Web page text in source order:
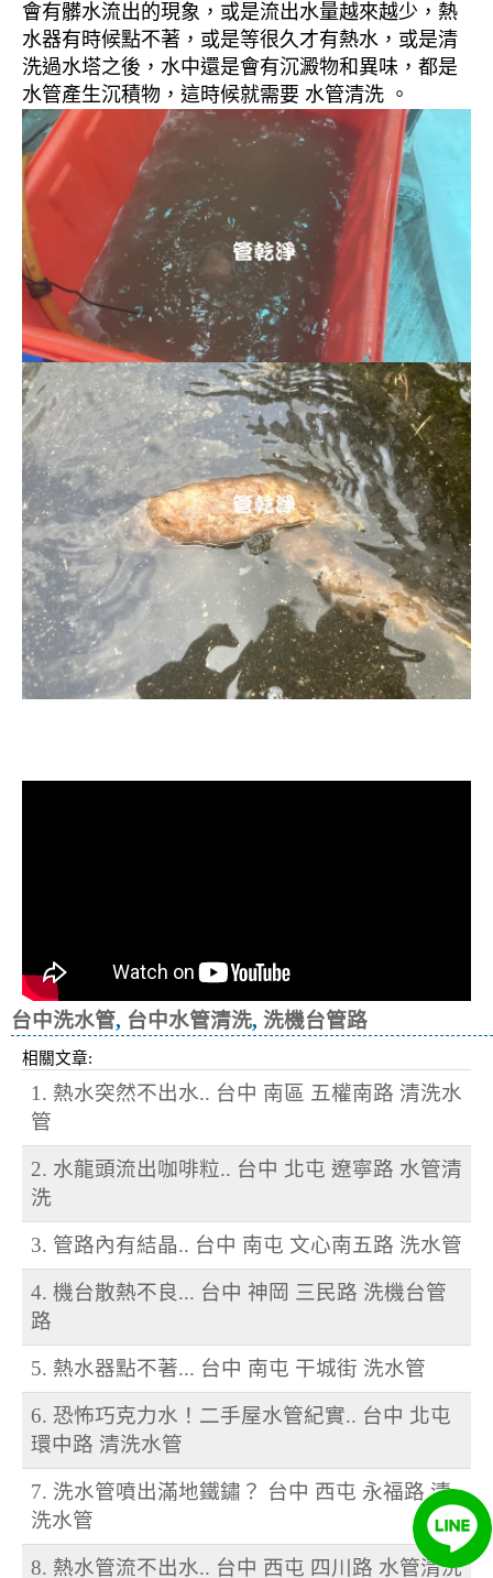
會有髒水流出的現象，或是流出水量越來越少，熱
水器有時候點不著，或是等很久才有熱水，或是清
洗過水塔之後，水中還是會有沉澱物和異味，都是
水管產生沉積物，這時候就需要 水管清洗 。
台中洗水管, 台中水管清洗, 洗機台管路
相關文章:
1. 熱水突然不出水.. 台中 南區 五權南路 清洗水
管
2. 水龍頭流出咖啡粒.. 台中 北屯 遼寧路 水管清
洗
3. 管路內有結晶.. 台中 南屯 文心南五路 洗水管
4. 機台散熱不良... 台中 神岡 三民路 洗機台管
路
5. 熱水器點不著... 台中 南屯 干城街 洗水管
6. 恐怖巧克力水！二手屋水管紀實.. 台中 北屯
環中路 清洗水管
7. 洗水管噴出滿地鐵鏽？ 台中 西屯 永福路 清
洗水管
8. 熱水管流不出水.. 台中 西屯 四川路 水管清洗